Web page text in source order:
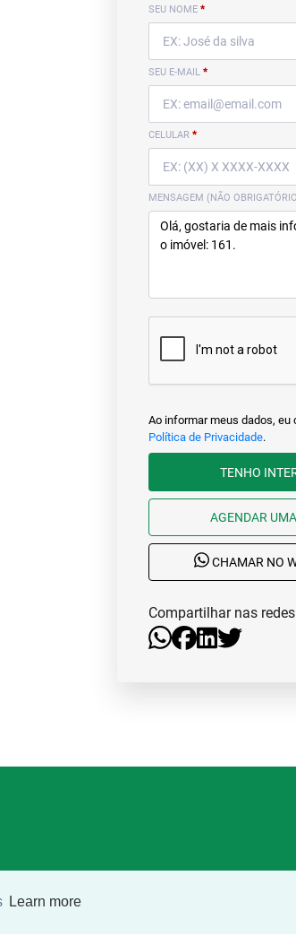
Learn more
SEU NOME *
SEU E-MAIL *
CELULAR *
MENSAGEM (NÃO
Ao informar meus dados, eu
Política de Privacidade.
TENHO
CHAMAR NO
Compartilhar nas